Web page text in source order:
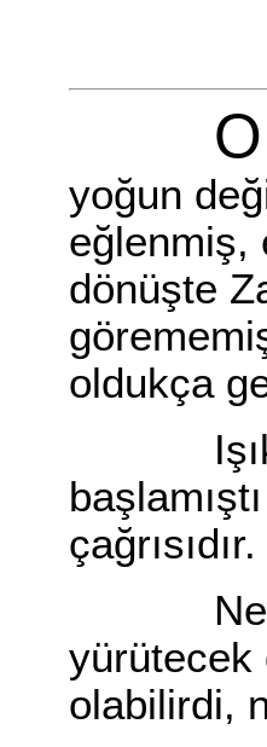
O
yoğun
eğlenmiş,
dönüşte
oldukça
Işık
Ne
yürütecek
olabilirdi,